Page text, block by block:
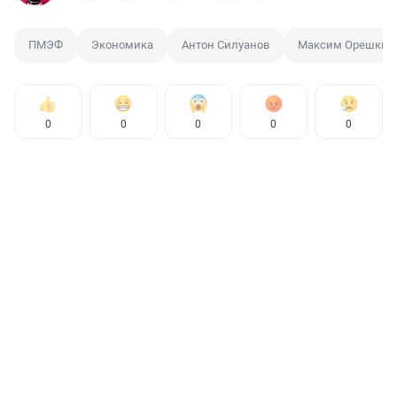
ПМЭФ Экономика Антон Силуанов Максим Орешкин
0 0 0 0 0